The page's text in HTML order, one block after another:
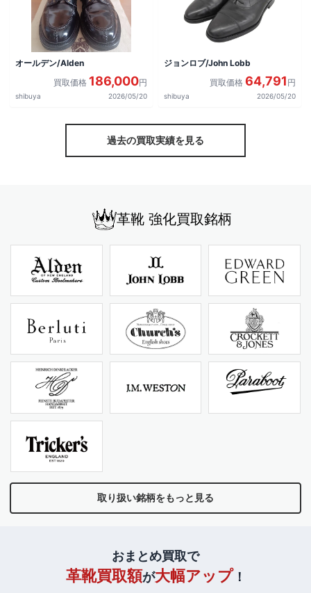
オールデン/Alden
買取価格 186,000円
shibuya 2026/05/20
ジョンロブ/John Lobb
買取価格 64,791 円
shibuya 2026/05/20
過去の買取実績を見る
革靴 強化買取銘柄
取り扱い銘柄をもっと見る
おまとめ買取で
革靴買取額が大幅アップ！